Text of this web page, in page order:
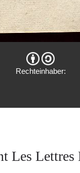
Rechteinhaber:
Les Lettres